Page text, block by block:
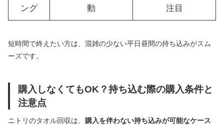
ング
動
注目
短時間で終えたい方は、混雑の少ない平日昼間の持ち込みがスム
ーズです。
購入しなくてもOK？持ち込む際の購入条件と
注意点
ニトリのタオル回収は、
購入を伴わない持ち込みが可能なケース